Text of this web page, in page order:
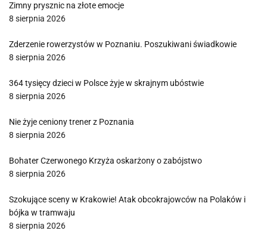
Zimny prysznic na złote emocje
8 sierpnia 2026
Zderzenie rowerzystów w Poznaniu. Poszukiwani świadkowie
8 sierpnia 2026
364 tysięcy dzieci w Polsce żyje w skrajnym ubóstwie
8 sierpnia 2026
Nie żyje ceniony trener z Poznania
8 sierpnia 2026
Bohater Czerwonego Krzyża oskarżony o zabójstwo
8 sierpnia 2026
Szokujące sceny w Krakowie! Atak obcokrajowców na Polaków i
bójka w tramwaju
8 sierpnia 2026